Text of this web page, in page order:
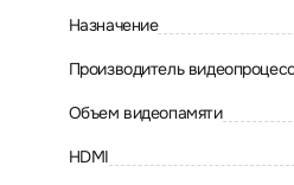
Назначение
Производитель
Объем видеопамяти
HDMI